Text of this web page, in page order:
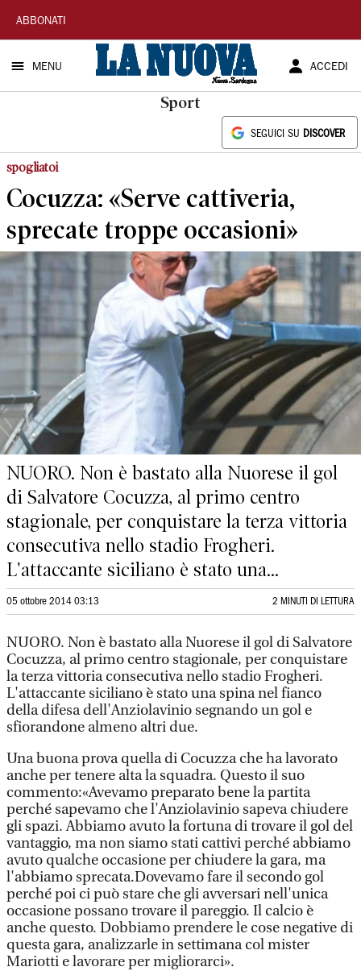
La
Nuova
Sardegna
ABBONATI
MENU ACCEDI
Sport
SEGUICI SU DISCOVER
spogliatoi
Cocuzza: «Serve cattiveria,
sprecate troppe occasioni»
NUORO. Non è bastato alla Nuorese il gol
di Salvatore Cocuzza, al primo centro
stagionale, per conquistare la terza vittoria
consecutiva nello stadio Frogheri.
L'attaccante siciliano è stato una...
05 ottobre 2014 03:13 2 MINUTI DI LETTURA
NUORO. Non è bastato alla Nuorese il gol di Salvatore
Cocuzza, al primo centro stagionale, per conquistare
la terza vittoria consecutiva nello stadio Frogheri.
L'attaccante siciliano è stato una spina nel fianco
della difesa dell'Anziolavinio segnando un gol e
sfiorandone almeno altri due.
Una buona prova quella di Cocuzza che ha lavorato
anche per tenere alta la squadra. Questo il suo
commento:«Avevamo preparato bene la partita
perché sapevamo che l'Anziolavinio sapeva chiudere
gli spazi. Abbiamo avuto la fortuna di trovare il gol del
vantaggio, ma non siamo stati cattivi perché abbiamo
avuto qualche occasione per chiudere la gara, ma
l'abbiamo sprecata.Dovevamo fare il secondo gol
perché poi ci può stare che gli avversari nell'unica
occasione possano trovare il pareggio. Il calcio è
anche questo. Dobbiamo prendere le cose negative di
questa gara, analizzarle in settimana col mister
Mariotti e lavorare per migliorarci».